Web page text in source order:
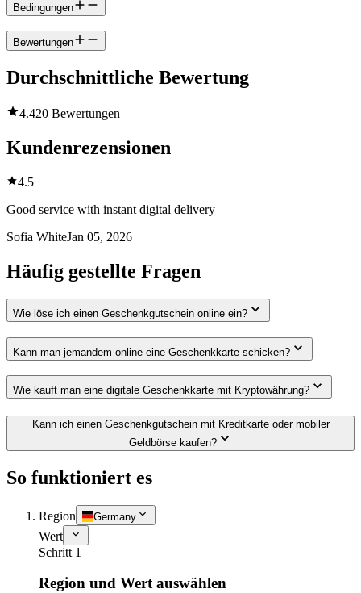
Bedingungen
Bewertungen
Durchschnittliche Bewertung
4.420 Bewertungen
Kundenrezensionen
4.5
Good service with instant digital delivery
Sofia WhiteJan 05, 2026
Häufig gestellte Fragen
Wie löse ich einen Geschenkgutschein online ein?
Kann man jemandem online eine Geschenkkarte schicken?
Wie kauft man eine digitale Geschenkkarte mit Kryptowährung?
Kann ich einen Geschenkgutschein mit Kreditkarte oder mobiler
Geldbörse kaufen?
So funktioniert es
Region Germany
Wert
Schritt 1
Region und Wert auswählen